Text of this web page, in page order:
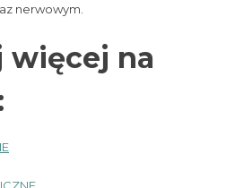
nerwowym.
więcej na